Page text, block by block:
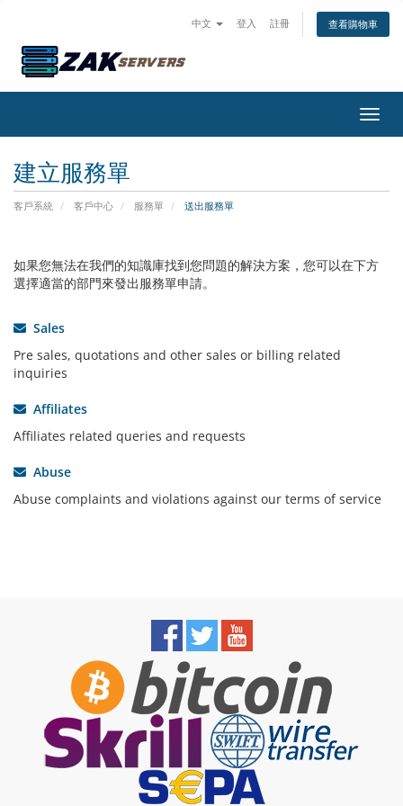
中文 登入 註冊 查看購物車
切換
建立服務單
客戶系統 客戶中心 服務單 送出服務單
如果您無法在我們的知識庫找到您問題的解決方案，您可以在下方
選擇適當的部門來發出服務單申請。
Sales
Pre sales, quotations and other sales or billing related
inquiries
Affiliates
Affiliates related queries and requests
Abuse
Abuse complaints and violations against our terms of service